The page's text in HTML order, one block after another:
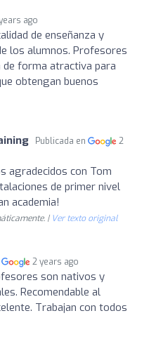
ago
de enseñanza y
los alumnos. Profesores
forma atractiva para
obtengan buenos
Publicada en
2
agradecidos con Tom
de primer nivel
academia!
| Ver texto original
2 years ago
son nativos y
Recomendable al
Trabajan con todos